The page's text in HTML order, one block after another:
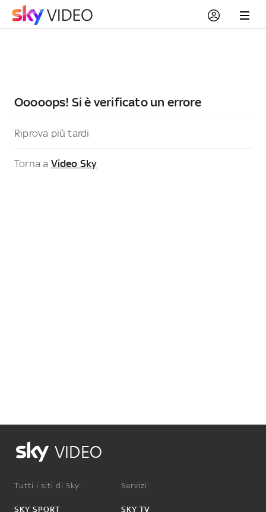
Ooooops! Si è verificato un errore
Riprova più tardi
Torna a Video Sky
VIDEO
Tutti i siti di Sky:
SKY SPORT
Servizi:
SKY TV